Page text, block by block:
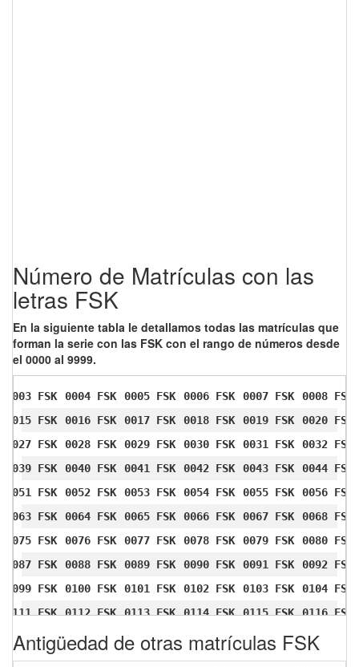
Número de Matrículas con las
letras FSK
En la siguiente tabla le detallamos todas las matrículas que
forman la serie con las FSK con el rango de números desde
el 0000 al 9999.
0003 FSK 0004 FSK 0005 FSK 0006 FSK 0007 FSK
0008 FSK
0015 FSK
0016 FSK 0017 FSK 0018 FSK 0019 FSK
0020 FSK
0027 FSK
0028 FSK 0029 FSK 0030 FSK 0031 FSK
0032 FSK
0039 FSK
0040 FSK 0041 FSK 0042 FSK 0043 FSK
0044 FSK
0051 FSK
0052 FSK 0053 FSK 0054 FSK 0055 FSK
0056 FSK
0063 FSK
0064 FSK 0065 FSK 0066 FSK 0067 FSK
0068 FSK
0075 FSK
0076 FSK 0077 FSK 0078 FSK 0079 FSK
0080 FSK
0087 FSK
0088 FSK 0089 FSK 0090 FSK 0091 FSK
0092 FSK
0099 FSK
0100 FSK 0101 FSK 0102 FSK 0103 FSK
0104 FSK
0111 FSK
0112 FSK 0113 FSK 0114 FSK 0115 FSK
0116 FSK
0123 FSK
0124 FSK 0125 FSK 0126 FSK 0127 FSK
0128 FSK
0135 FSK
0136 FSK 0137 FSK 0138 FSK 0139 FSK
0140 FSK
Antigüedad de otras matrículas FSK